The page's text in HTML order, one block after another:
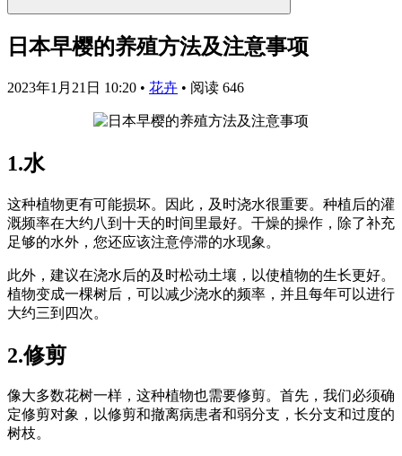
日本早樱的养殖方法及注意事项
2023年1月21日 10:20 • 花卉 • 阅读 646
1.水
这种植物更有可能损坏。因此，及时浇水很重要。种植后的灌
溉频率在大约八到十天的时间里最好。干燥的操作，除了补充
足够的水外，您还应该注意停滞的水现象。
此外，建议在浇水后的及时松动土壤，以使植物的生长更好。
植物变成一棵树后，可以减少浇水的频率，并且每年可以进行
大约三到四次。
2.修剪
像大多数花树一样，这种植物也需要修剪。首先，我们必须确
定修剪对象，以修剪和撤离病患者和弱分支，长分支和过度的
树枝。